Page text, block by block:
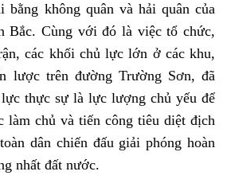
bằng không quân và hải quân của
Bắc. Cùng với đó là việc tổ chức,
các khối chủ lực lớn ở các khu,
lược trên đường Trường Sơn, đã
thực sự là lực lượng chủ yếu để
làm chủ và tiến công tiêu diệt địch
dân chiến đấu giải phóng hoàn
nhất đất nước.